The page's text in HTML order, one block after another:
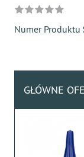
Numer Produktu
GŁÓWNE